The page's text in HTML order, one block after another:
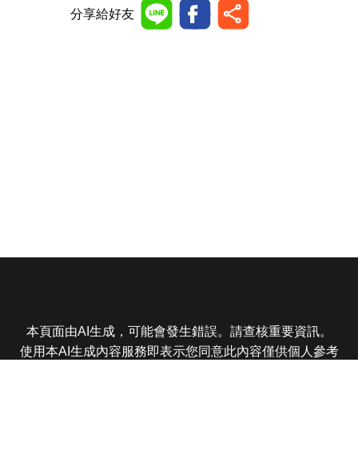
分享給好友
本頁面由AI生成，可能會發生錯誤。請查核重要資訊。
使用本AI生成內容服務即表示您同意此內容僅供個人參考